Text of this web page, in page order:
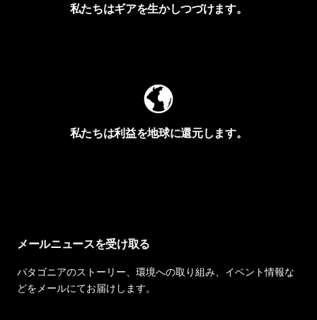
私たちはギアを生かしつづけます。
私たちは利益を地球に還元します。
メールニュースを受け取る
パタゴニアのストーリー、環境への取り組み、イベント情報な
どをメールにてお届けします。